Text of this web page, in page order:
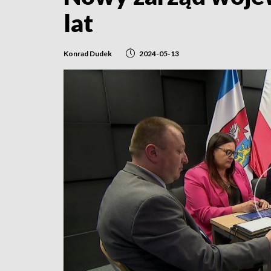
lat
Konrad Dudek 2024-05-13